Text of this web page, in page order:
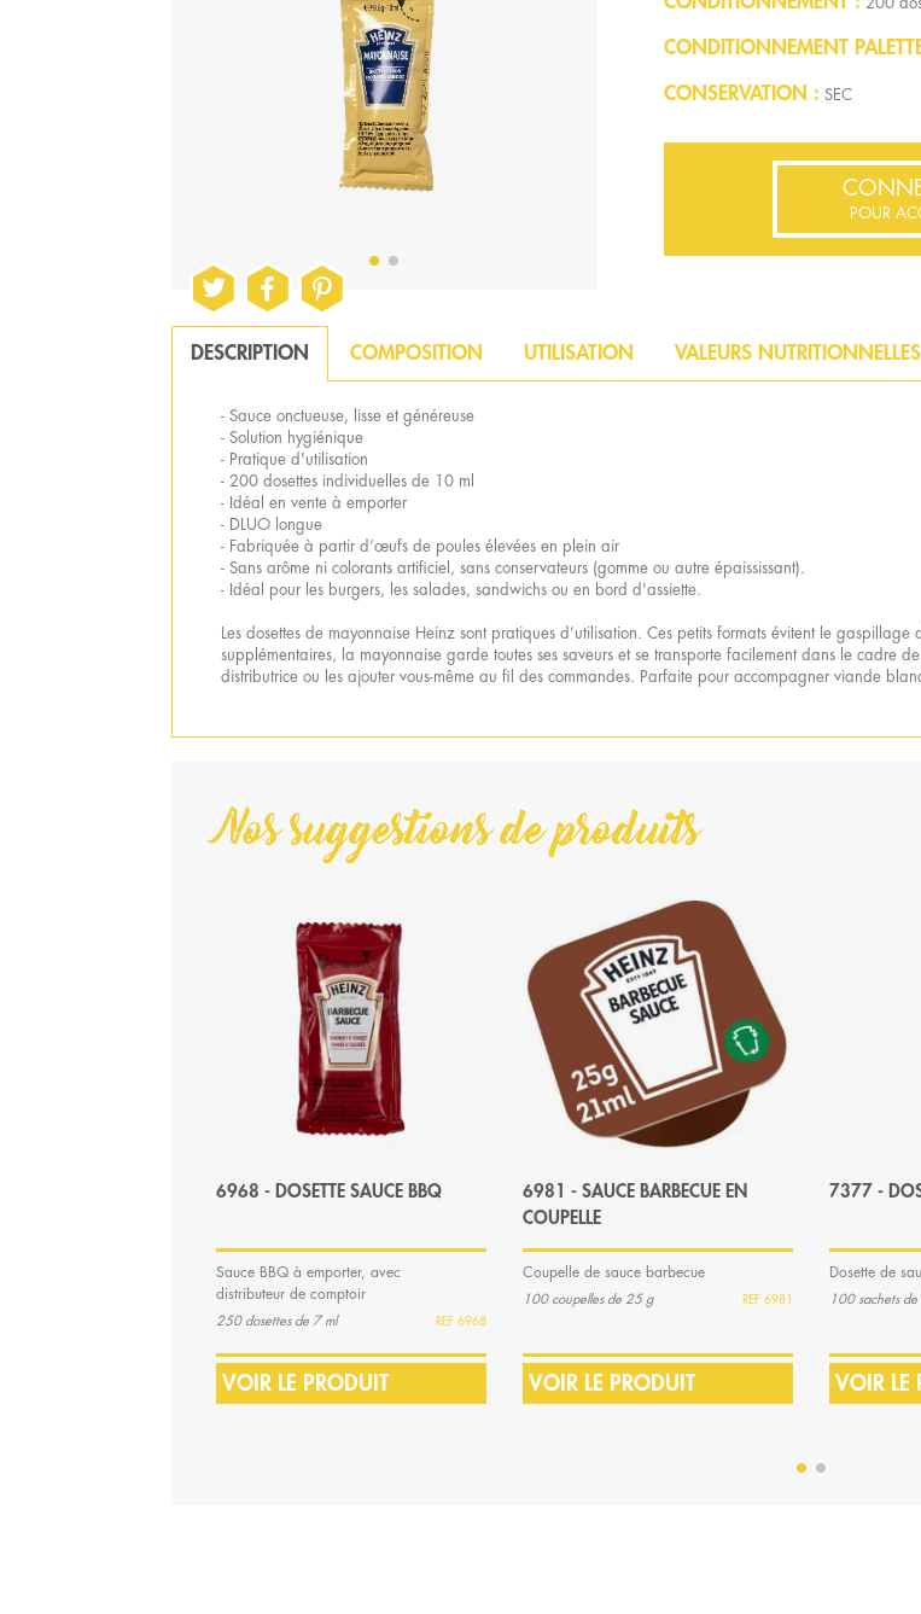
CONDITIONNEMENT
CONSERVATION SEC
POUR
DESCRIPTION COMPOSITION UTILISATION VALEURS NUTRITIONNELLES
- Sauce onctueuse, lisse et généreuse
- Solution hygiénique
- Pratique d'utilisation
- 200 dosettes individuelles de 10 ml
- Idéal en vente à emporter
- DLUO longue
- Fabriquée à partir d’œufs de poules élevées en plein air
- Sans arôme ni colorants artificiel, sans conservateurs (gomme ou autre épaississant).
- Idéal pour les burgers, les salades, sandwichs ou en bord d'assiette.
Les dosettes de mayonnaise Heinz sont pratiques d’utilisation. Ces petits formats évitent le
supplémentaires, la mayonnaise garde toutes ses saveurs et se transporte facilement dans le cadre
distributrice ou les ajouter vous-même au fil des commandes. Parfaite pour accompagner viande
Nos suggestions de produits
6968 - DOSETTE SAUCE BBQ
Sauce BBQ à emporter, avec
distributeur de comptoir
250 dosettes de 7 ml 6968
VOIR LE PRODUIT
6981 - SAUCE BARBECUE EN
COUPELLE
Coupelle de sauce barbecue
100 coupelles de 25 g 6981
VOIR LE PRODUIT
7377 -
Dosette de
100 sachets
VOIR LE